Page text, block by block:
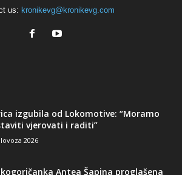
us: kronikevg@kronikevg.com
izgubila od Lokomotive: “Moramo
vjerovati i raditi”
2026
Antea Šapina proglašena